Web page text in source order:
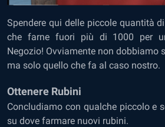
Spendere qui delle piccole quantità
che farne fuori più di 1000 per
Negozio! Ovviamente non dobbiamo
ma solo quello che fa al caso nostro.
Ottenere Rubini
Concludiamo con qualche piccolo e
su dove farmare nuovi rubini.